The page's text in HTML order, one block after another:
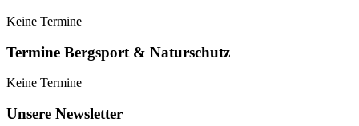
Keine Termine
Termine Bergsport & Naturschutz
Keine Termine
Unsere Newsletter